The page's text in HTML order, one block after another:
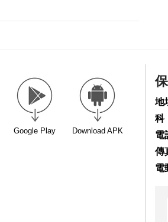
Google Play Download APK
地
科
電
傳
電